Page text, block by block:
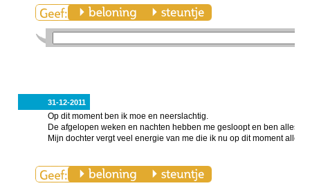
31-12-2011
Op dit moment ben ik moe en neerslachtig.
De afgelopen weken en nachten hebben me gesloopt en ben alles
Mijn dochter vergt veel energie van me die ik nu op dit moment alles